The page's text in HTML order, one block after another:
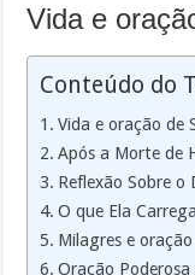
Vida e
Conteúdo do
Vida e oração de
Após a Morte de
Reflexão Sobre o
O que Ela
Milagres e
Oração